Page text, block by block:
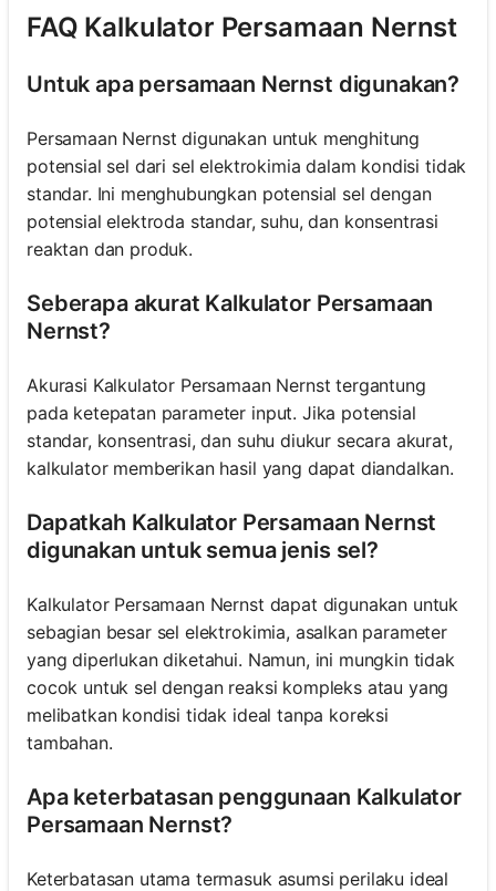
FAQ Kalkulator Persamaan Nernst
Untuk apa persamaan Nernst digunakan?
Persamaan Nernst digunakan untuk menghitung
potensial sel dari sel elektrokimia dalam kondisi tidak
standar. Ini menghubungkan potensial sel dengan
potensial elektroda standar, suhu, dan konsentrasi
reaktan dan produk.
Seberapa akurat Kalkulator Persamaan
Nernst?
Akurasi Kalkulator Persamaan Nernst tergantung
pada ketepatan parameter input. Jika potensial
standar, konsentrasi, dan suhu diukur secara akurat,
kalkulator memberikan hasil yang dapat diandalkan.
Dapatkah Kalkulator Persamaan Nernst
digunakan untuk semua jenis sel?
Kalkulator Persamaan Nernst dapat digunakan untuk
sebagian besar sel elektrokimia, asalkan parameter
yang diperlukan diketahui. Namun, ini mungkin tidak
cocok untuk sel dengan reaksi kompleks atau yang
melibatkan kondisi tidak ideal tanpa koreksi
tambahan.
Apa keterbatasan penggunaan Kalkulator
Persamaan Nernst?
Keterbatasan utama termasuk asumsi perilaku ideal